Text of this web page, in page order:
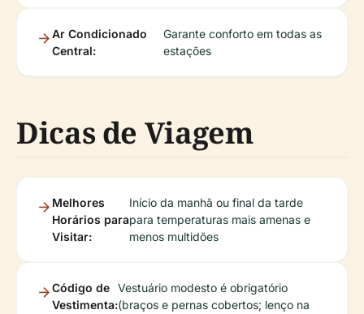
Ar Condicionado
Central:
Garante conforto em todas as
estações
Dicas de Viagem
Melhores
Horários para
Visitar:
Início da manhã ou final da tarde
para temperaturas mais amenas e
menos multidões
Código de
Vestimenta:
Vestuário modesto é obrigatório
(braços e pernas cobertos; lenço na